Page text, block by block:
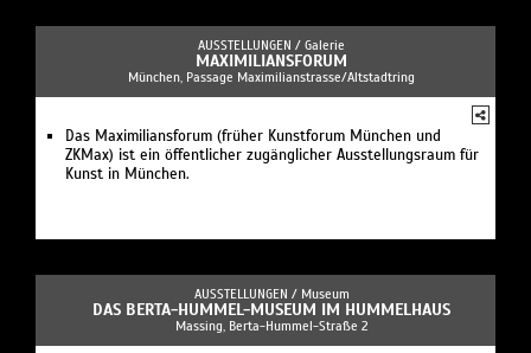
AUSSTELLUNGEN / Galerie
MAXIMILIANSFORUM
München, Passage Maximilianstrasse/Altstadtring
Das Maximiliansforum (früher Kunstforum München und
ZKMax) ist ein öffentlicher zugänglicher Ausstellungsraum für
Kunst in München.
AUSSTELLUNGEN / Museum
DAS BERTA-HUMMEL-MUSEUM IM HUMMELHAUS
Massing, Berta-Hummel-Straße 2